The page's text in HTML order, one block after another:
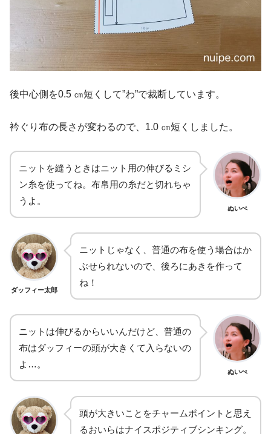
後中心側を0.5 ㎝短くして”わ”で裁断しています。
衿ぐり布の長さが変わるので、1.0 ㎝短くしました。
ニットを縫うときはニット用の伸びるミシ
ン糸を使ってね。布帛用の糸だと切れちゃ
うよ。
ぬいぺ
ダッフィー太郎
ニットじゃなく、普通の布を使う場合はか
ぶせられないので、後ろにあきを作って
ね！
ニットは伸びるからいいんだけど、普通の
布はダッフィーの頭が大きくて入らないの
よ … 。
ぬいぺ
頭が大きいことをチャームポイントと思え
るおいらはナイスポジティブシンキング。